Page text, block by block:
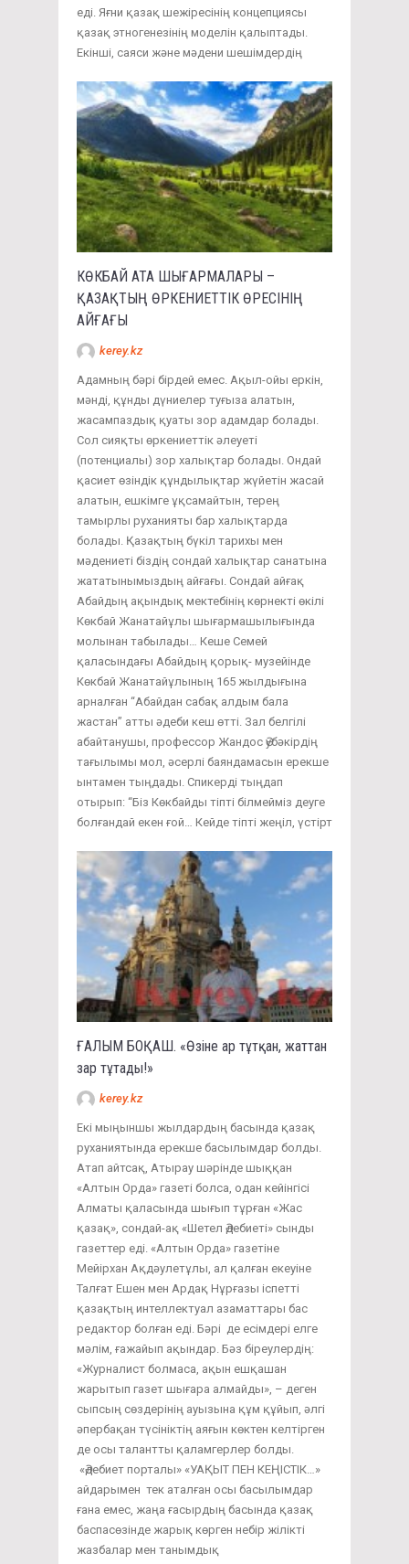
еді. Яғни қазақ шежіресінің концепциясы
қазақ этногенезінің моделін қалыптады.
Екінші, саяси және мәдени шешімдердің
КӨКБАЙ АТА ШЫҒАРМАЛАРЫ –
ҚАЗАҚТЫҢ ӨРКЕНИЕТТІК ӨРЕСІНІҢ
АЙҒАҒЫ
kerey.kz
Адамның бәрі бірдей емес. Ақыл-ойы еркін,
мәнді, құнды дүниелер туғыза алатын,
жасампаздық қуаты зор адамдар болады.
Сол сияқты өркениеттік әлеуеті
(потенциалы) зор халықтар болады. Ондай
қасиет өзіндік құндылықтар жүйетін жасай
алатын, ешкімге ұқсамайтын, терең
тамырлы руханияты бар халықтарда
болады. Қазақтың бүкіл тарихы мен
мәдениеті біздің сондай халықтар санатына
жататынымыздың айғағы. Сондай айғақ
Абайдың ақындық мектебінің көрнекті өкілі
Көкбай Жанатайұлы шығармашылығында
молынан табылады… Кеше Семей
қаласындағы Абайдың қорық- музейінде
Көкбай Жанатайұлының 165 жылдығына
арналған “Абайдан сабақ алдым бала
жастан” атты әдеби кеш өтті. Зал белгілі
абайтанушы, профессор Жандос Әубәкірдің
тағылымы мол, әсерлі баяндамасын ерекше
ынтамен тыңдады. Спикерді тыңдап
отырып: “Біз Көкбайды тіпті білмейміз деуге
болғандай екен ғой… Кейде тіпті жеңіл, үстірт
ҒАЛЫМ БОҚАШ. «Өзіне ар тұтқан, жаттан
зар тұтады!»
kerey.kz
Екі мыңыншы жылдардың басында қазақ
руханиятында ерекше басылымдар болды.
Атап айтсақ, Атырау шәрінде шыққан
«Алтын Орда» газеті болса, одан кейінгісі
Алматы қаласында шығып тұрған «Жас
қазақ», сондай-ақ «Шетел Әдебиеті» сынды
газеттер еді. «Алтын Орда» газетіне
Мейірхан Ақдәулетұлы, ал қалған екеуіне
Талғат Ешен мен Ардақ Нұрғазы іспетті
қазақтың интеллектуал азаматтары бас
редактор болған еді. Бәрі де есімдері елге
мәлім, ғажайып ақындар. Бәз біреулердің:
«Журналист болмаса, ақын ешқашан
жарытып газет шығара алмайды», – деген
сыпсың сөздерінің ауызына құм құйып, әлгі
әпербақан түсініктің аяғын көктен келтірген
де осы талантты қаламгерлер болды.
«Әдебиет порталы» «УАҚЫТ ПЕН КЕҢІСТІК…»
айдарымен тек аталған осы басылымдар
ғана емес, жаңа ғасырдың басында қазақ
баспасөзінде жарық көрген небір жілікті
жазбалар мен танымдық